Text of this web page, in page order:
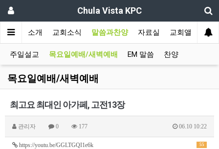
Chula Vista KPC
교회소개 교회소식 말씀과찬양 자료실 교회앨범
주일설교 목요일예배/새벽예배 EM 말씀 찬양
목요일예배/새벽예배
최고요 최대인 아가페, 고전13장
관리자 0 177 06.10 10:22
55
https://youtu.be/GGLTGQI1e6k